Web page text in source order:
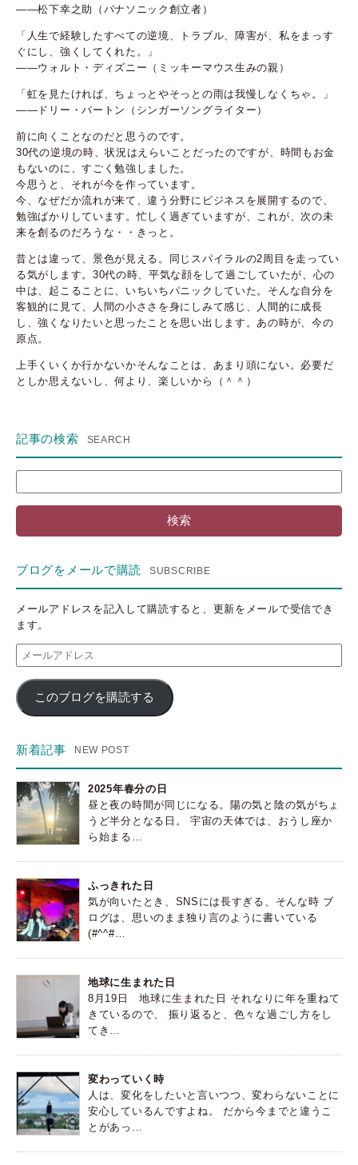
――松下幸之助（パナソニック創立者）
「人生で経験したすべての逆境、トラブル、障害が、私をまっす
ぐにし、強くしてくれた。」
――ウォルト・ディズニー（ミッキーマウス生みの親）
「虹を見たければ、ちょっとやそっとの雨は我慢しなくちゃ。」
――ドリー・パートン（シンガーソングライター）
前に向くことなのだと思うのです。
30代の逆境の時、状況はえらいことだったのですが、時間もお金
もないのに、すごく勉強しました。
今思うと、それが今を作っています。
今、なぜだか流れが来て、違う分野にビジネスを展開するので、
勉強ばかりしています。忙しく過ぎていますが、これが、次の未
来を創るのだろうな・・きっと。
昔とは違って、景色が見える。同じスパイラルの2周目を走ってい
る気がします。30代の時、平気な顔をして過ごしていたが、心の
中は、起こることに、いちいちパニックしていた。そんな自分を
客観的に見て、人間の小ささを身にしみて感じ、人間的に成長
し、強くなりたいと思ったことを思い出します。あの時が、今の
原点。
上手くいくか行かないかそんなことは、あまり頭にない。必要だ
としか思えないし、何より、楽しいから（＾＾）
記事の検索
索:
ブログをメールで購読
メールアドレスを記入して購読すると、更新をメールで受信でき
ます。
ー
ル
ア
ド
ス
このブログを購読する
新着記事
2025年春分の日
昼と夜の時間が同じになる。陽の気と陰の気がちょ
うど半分となる日。 宇宙の天体では、おうし座か
ら始まる…
ふっきれた日
気が向いたとき、SNSには長すぎる、そんな時 ブ
ログは、思いのまま独り言のように書いている
(#^^#…
地球に生まれた日
8月19日 地球に生まれた日 それなりに年を重ねて
きているので、 振り返ると、色々な過ごし方をし
てき…
変わっていく時
人は、変化をしたいと言いつつ、変わらないことに
安心しているんですよね。 だから今までと違うこ
とがあっ…